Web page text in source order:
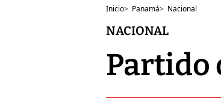
Inicio> Panamá> Nacional
NACIONAL
Partido